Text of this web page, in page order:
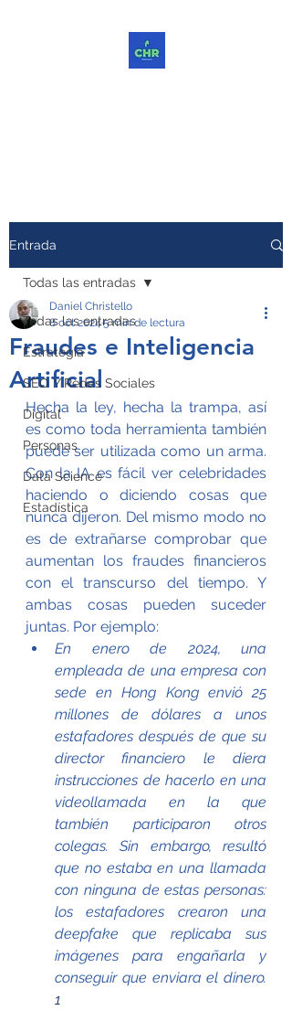
Entrada
Todas las entradas
Estrategia
SEO Y Redes Sociales
Digital
Personas
Data Science
Estadística
Todas las entradas
Fraudes e Inteligencia
Artificial
Daniel Christello
8 oct 20245 min de lectura
Hecha la ley, hecha la trampa, así
es como toda herramienta también
puede ser utilizada como un arma.
Con la IA es fácil ver celebridades
haciendo o diciendo cosas que
nunca dijeron. Del mismo modo no
es de extrañarse comprobar que
aumentan los fraudes financieros
con el transcurso del tiempo. Y
ambas cosas pueden suceder
juntas. Por ejemplo:
En enero de 2024, una
empleada de una empresa con
sede en Hong Kong envió 25
millones de dólares a unos
estafadores después de que su
director financiero le diera
instrucciones de hacerlo en una
videollamada en la que
también participaron otros
colegas. Sin embargo, resultó
que no estaba en una llamada
con ninguna de estas personas:
los estafadores crearon una
deepfake que replicaba sus
imágenes para engañarla y
1